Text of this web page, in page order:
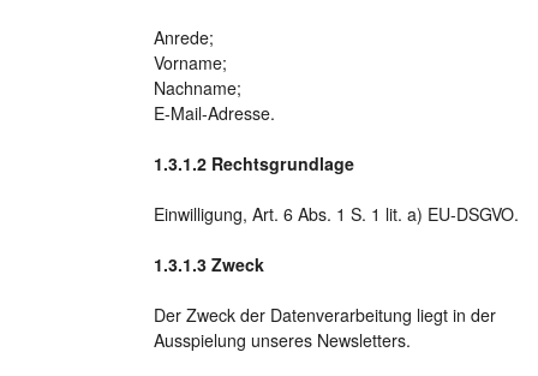
Anrede;
Vorname;
Nachname;
E-Mail-Adresse.
Rechtsgrundlage
Einwilligung, Art. 6 Abs. 1 S. 1 lit. a) EU-DSGVO.
Zweck
Der Zweck der Datenverarbeitung liegt in der
Ausspielung unseres Newsletters.